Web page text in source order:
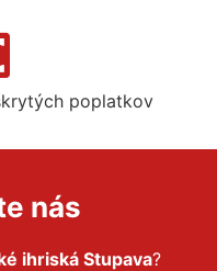
poplatkov
nás
ihriská Stupava?